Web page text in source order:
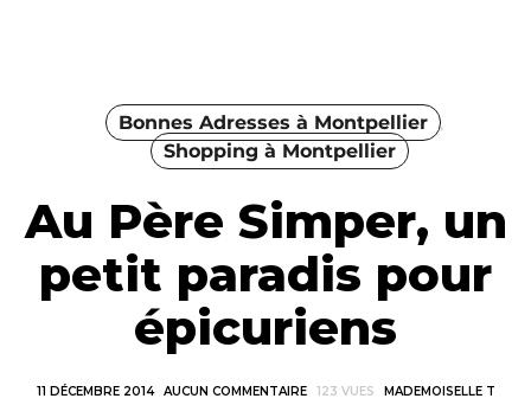
Bonnes Adresses à Montpellier
Shopping à Montpellier
Au Père Simper, un
petit paradis pour
épicuriens
11 DÉCEMBRE 2014 AUCUN COMMENTAIRE 123 VUES MADEMOISELLE T